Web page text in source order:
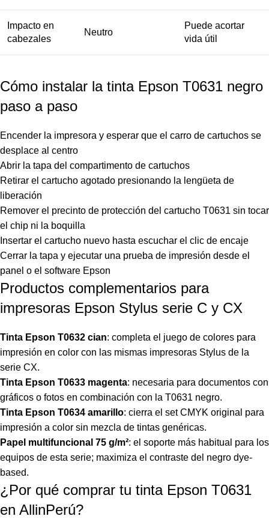
Impacto en
cabezales
Neutro
Puede acortar
vida útil
Cómo instalar la tinta Epson T0631 negro
paso a paso
Encender la impresora y esperar que el carro de cartuchos se
desplace al centro
Abrir la tapa del compartimento de cartuchos
Retirar el cartucho agotado presionando la lengüeta de
liberación
Remover el precinto de protección del cartucho T0631 sin tocar
el chip ni la boquilla
Insertar el cartucho nuevo hasta escuchar el clic de encaje
Cerrar la tapa y ejecutar una prueba de impresión desde el
panel o el software Epson
Productos complementarios para
impresoras Epson Stylus serie C y CX
Tinta Epson T0632 cian: completa el juego de colores para
impresión en color con las mismas impresoras Stylus de la
serie CX.
Tinta Epson T0633 magenta: necesaria para documentos con
gráficos o fotos en combinación con la T0631 negro.
Tinta Epson T0634 amarillo: cierra el set CMYK original para
impresión a color sin mezcla de tintas genéricas.
Papel multifuncional 75 g/m²: el soporte más habitual para los
equipos de esta serie; maximiza el contraste del negro dye-
based.
¿Por qué comprar tu tinta Epson T0631
en AllinPerú?